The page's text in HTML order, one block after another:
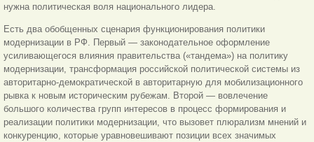
нужна политическая воля национального лидера.
Есть два обобщенных сценария функционирования политики
модернизации в РФ. Первый — законодательное оформление
усиливающегося влияния правительства («тандема») на политику
модернизации, трансформация российской политической системы из
авторитарно-демократической в авторитарную для мобилизационного
рывка к новым историческим рубежам. Второй — вовлечение
большого количества групп интересов в процесс формирования и
реализации политики модернизации, что вызовет плюрализм мнений и
конкуренцию, которые уравновешивают позиции всех значимых